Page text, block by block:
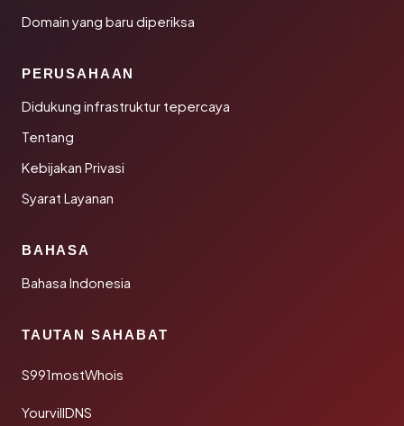
Domain yang baru diperiksa
PERUSAHAAN
Didukung infrastruktur tepercaya
Tentang
Kebijakan Privasi
Syarat Layanan
BAHASA
Bahasa Indonesia
TAUTAN SAHABAT
S991mostWhois
YourvillDNS